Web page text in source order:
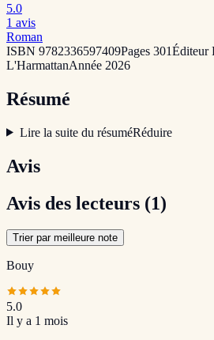
5.0
1 avis
Roman
ISBN 9782336597409Pages 301Éditeur
L'HarmattanAnnée 2026
Résumé
Lire la suite du résuméRéduire
Avis
Avis des lecteurs (1)
Trier par meilleure note
Bouy
5.0
Il y a 1 mois